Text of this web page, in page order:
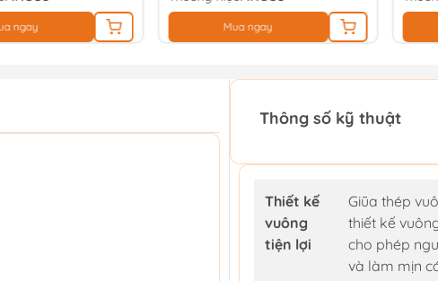
ngay Mua ngay
Thông số kỹ thuật
Thiết kế
vuông
tiện lợi
Giũa thép
thiết kế
cho phép
và làm mịn